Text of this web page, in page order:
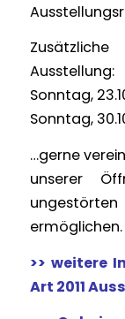
Ausstellung:
Sonntag,
Sonntag,
…gerne
unserer
ermöglichen.
>> weitere
Art 2011